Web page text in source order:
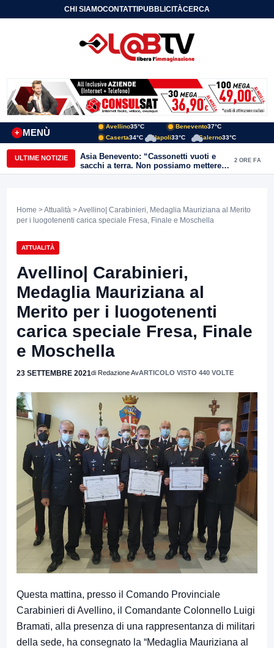
CHI SIAMOCONTATTIPUBBLICITÀCERCA
MENÙ
+
Avellino35°C Benevento37°C
Caserta34°C Napoli33°C Salerno33°C
ULTIME NOTIZIE
Asia Benevento: “Cassonetti vuoti e
sacchi a terra. Non possiamo mettere
una toppa alla mancanza di rispetto”
2 ORE FA
Home >Attualità > Avellino| Carabinieri, Medaglia Mauriziana al Merito
per i luogotenenti carica speciale Fresa, Finale e Moschella
ATTUALITÀ
Avellino| Carabinieri,
Medaglia Mauriziana al
Merito per i luogotenenti
carica speciale Fresa, Finale
e Moschella
23 SETTEMBRE 2021di Redazione AvARTICOLO VISTO 440 VOLTE
Questa mattina, presso il Comando Provinciale
Carabinieri di Avellino, il Comandante Colonnello Luigi
Bramati, alla presenza di una rappresentanza di militari
della sede, ha consegnato la “Medaglia Mauriziana al